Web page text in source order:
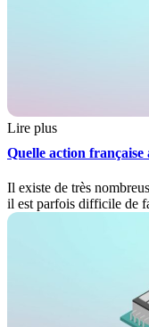
Lire plus
Quelle action française
Il existe de très
il est parfois difficile de